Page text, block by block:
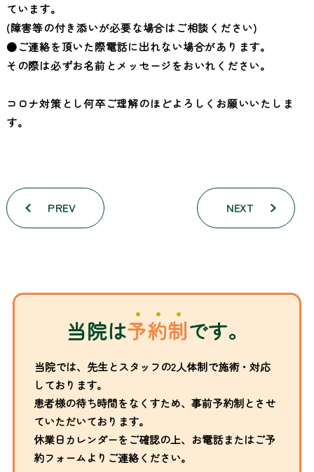
ています。
(障害等の付き添いが必要な場合はご相談ください)
●ご連絡を頂いた際電話に出れない場合があります。
その際は必ずお名前とメッセージをおいれください。
コロナ対策とし何卒ご理解のほどよろしくお願いいたしま
す。
PREV NEXT
当院は予約制です。
当院では、先生とスタッフの2人体制で施術・対応
しております。
患者様の待ち時間をなくすため、事前予約制とさせ
ていただいております。
休業日カレンダーをご確認の上、お電話またはご予
約フォームよりご連絡ください。